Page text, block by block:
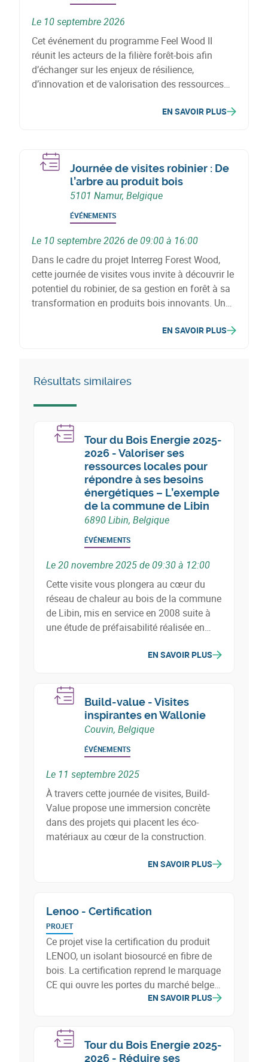
Le 10 septembre 2026
Cet événement du programme Feel Wood II
réunit les acteurs de la filière forêt-bois afin
d’échanger sur les enjeux de résilience,
d’innovation et de valorisation des ressources
projets et solutions contribuant à l’adaptation du
EN SAVOIR PLUS
Journée de visites robinier : De
l’arbre au produit bois
5101 Namur, Belgique
ÉVÉNEMENTS
Le 10 septembre 2026 de 09:00 à 16:00
Dans le cadre du projet Interreg Forest Wood,
cette journée de visites vous invite à découvrir le
potentiel du robinier, de sa gestion en forêt à sa
transformation en produits bois innovants. Une
offertes par cette essence, naturellement
EN SAVOIR PLUS
Résultats similaires
Tour du Bois Energie 2025-
2026 - Valoriser ses
ressources locales pour
répondre à ses besoins
énergétiques – L’exemple
de la commune de Libin
6890 Libin, Belgique
ÉVÉNEMENTS
Le 20 novembre 2025 de 09:30 à 12:00
Cette visite vous plongera au cœur du
réseau de chaleur au bois de la commune
de Libin, mis en service en 2008 suite à
une étude de préfaisabilité réalisée en
EN SAVOIR PLUS
Build-value - Visites
inspirantes en Wallonie
Couvin, Belgique
ÉVÉNEMENTS
Le 11 septembre 2025
À travers cette journée de visites, Build-
Value propose une immersion concrète
dans des projets qui placent les éco-
matériaux au cœur de la construction.
EN SAVOIR PLUS
Lenoo - Certification
PROJET
Ce projet vise la certification du produit
LENOO, un isolant biosourcé en fibre de
bois. La certification reprend le marquage
CE qui ouvre les portes du marché belge
et européen, mais aussi la qualification
de LENOO, dont la qualité de l'air intérieur
et la nature biosourcée.
EN SAVOIR PLUS
Tour du Bois Energie 2025-
2026 - Réduire ses